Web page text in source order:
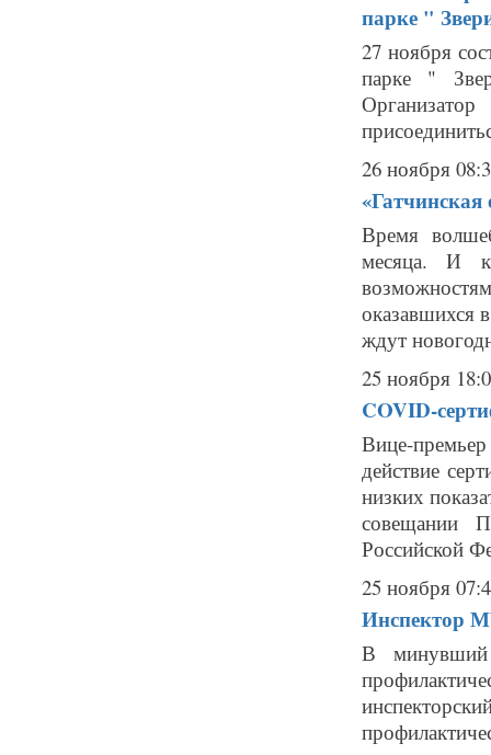
парке "
27 ноября
парке "
26 ноября
Время
месяца. И
оказавшихся
ждут
25 ноября
COVID-
Вице-
действие
низких
совещании
Российской
25 ноября
Инспектор
В минувший